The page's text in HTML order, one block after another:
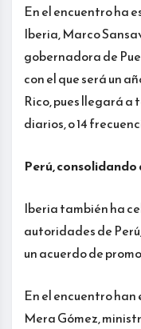
En el encuentro ha
Iberia, Marco
gobernadora de
con el que será un
Rico, pues llegará a
diarios, o 14
Perú,
Iberia también ha
autoridades de
un acuerdo de
En el encuentro
Mera Gómez,